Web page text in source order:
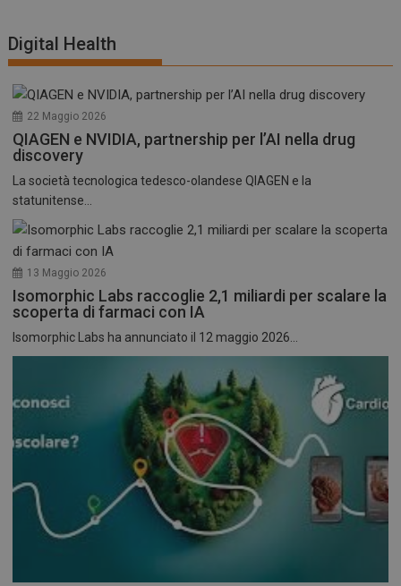
Digital Health
22 Maggio 2026
QIAGEN e NVIDIA, partnership per l’AI nella drug
discovery
La società tecnologica tedesco-olandese QIAGEN e la
statunitense...
13 Maggio 2026
Isomorphic Labs raccoglie 2,1 miliardi per scalare la
scoperta di farmaci con IA
Isomorphic Labs ha annunciato il 12 maggio 2026...